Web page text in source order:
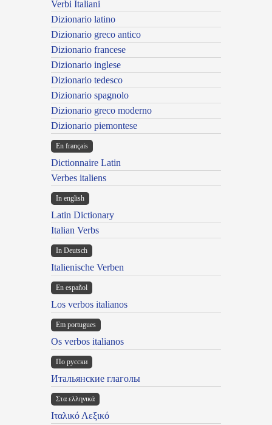
Verbi Italiani
Dizionario latino
Dizionario greco antico
Dizionario francese
Dizionario inglese
Dizionario tedesco
Dizionario spagnolo
Dizionario greco moderno
Dizionario piemontese
En français
Dictionnaire Latin
Verbes italiens
In english
Latin Dictionary
Italian Verbs
In Deutsch
Italienische Verben
En español
Los verbos italianos
Em portugues
Os verbos italianos
По русски
Итальянские глаголы
Στα ελληνικά
Ιταλικό Λεξικό